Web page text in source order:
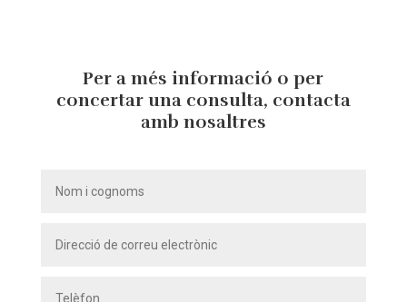
Per a més informació o per
concertar una consulta, contacta
amb nosaltres